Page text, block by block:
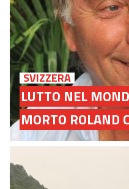
SVIZZERA
LUTTO NEL
MORTO ROLAND